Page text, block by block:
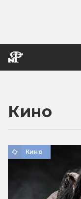
Кино
Кино